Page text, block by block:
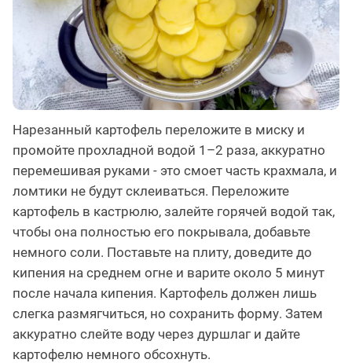
Нарезанный картофель переложите в миску и
промойте прохладной водой 1–2 раза, аккуратно
перемешивая руками - это смоет часть крахмала, и
ломтики не будут склеиваться. Переложите
картофель в кастрюлю, залейте горячей водой так,
чтобы она полностью его покрывала, добавьте
немного соли. Поставьте на плиту, доведите до
кипения на среднем огне и варите около 5 минут
после начала кипения. Картофель должен лишь
слегка размягчиться, но сохранить форму. Затем
аккуратно слейте воду через дуршлаг и дайте
картофелю немного обсохнуть.